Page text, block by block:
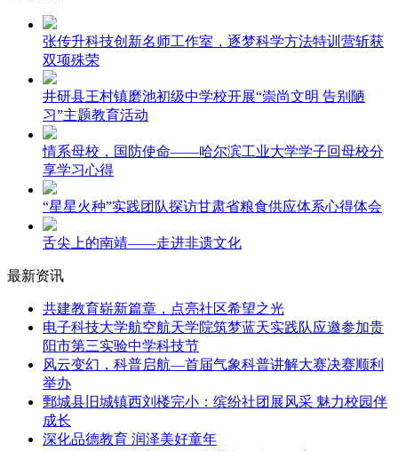
张传升科技创新名师工作室，逐梦科学方法特训营斩获
双项殊荣
井研县王村镇磨池初级中学校开展“崇尚文明 告别陋
习”主题教育活动
情系母校，国防使命——哈尔滨工业大学学子回母校分
享学习心得
“星星火种”实践团队探访甘肃省粮食供应体系心得体会
舌尖上的南靖——走进非遗文化
最新资讯
共建教育崭新篇章，点亮社区希望之光
电子科技大学航空航天学院筑梦蓝天实践队应邀参加贵
阳市第三实验中学科技节
风云变幻，科普启航—首届气象科普讲解大赛决赛顺利
举办
鄄城县旧城镇西刘楼完小：缤纷社团展风采 魅力校园伴
成长
深化品德教育 润泽美好童年